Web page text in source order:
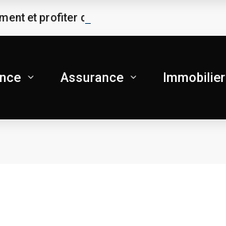
et profiter des meilleures garanties
Assurance Immobilier